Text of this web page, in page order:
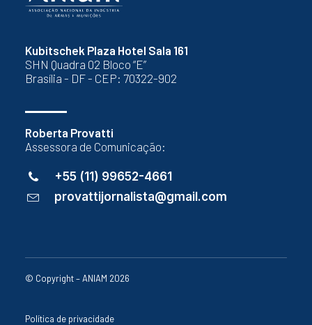
Kubitschek Plaza Hotel Sala 161
SHN Quadra 02 Bloco “E”
Brasília - DF - CEP: 70322-902
Roberta Provatti
Assessora de Comunicação:
+55 (11) 99652-4661
provattijornalista@gmail.com
© Copyright – ANIAM 2026
Política de privacidade